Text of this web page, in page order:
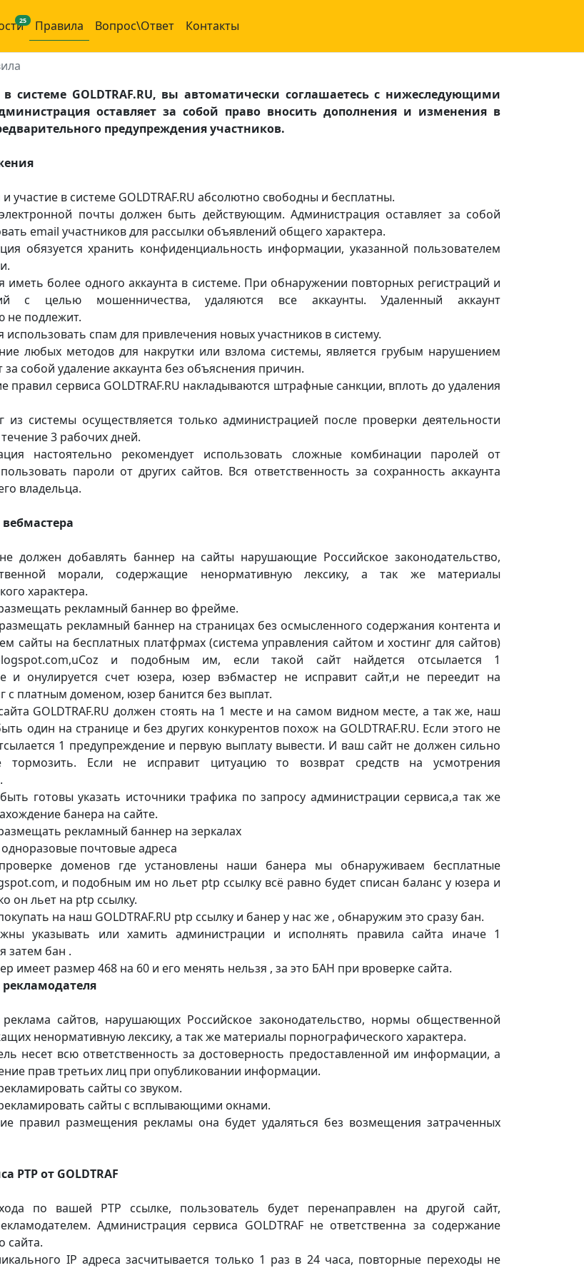
25 Правила Вопрос\Ответ Контакты
в системе GOLDTRAF.RU, вы автоматически соглашаетесь с нижеследующими
оставляет за собой право вносить дополнения и изменения в
предупреждения участников.
и участие в системе GOLDTRAF.RU абсолютно свободны и бесплатны.
почты должен быть действующим. Администрация оставляет за собой
email участников для рассылки объявлений общего характера.
обязуется хранить конфиденциальность информации, указанной пользователем
иметь более одного аккаунта в системе. При обнаружении повторных регистраций и
с целью мошенничества, удаляются все аккаунты. Удаленный аккаунт
не подлежит.
использовать спам для привлечения новых участников в систему.
любых методов для накрутки или взлома системы, является грубым нарушением
за собой удаление аккаунта без объяснения причин.
правил сервиса GOLDTRAF.RU накладываются штрафные санкции, вплоть до удаления
из системы осуществляется только администрацией после проверки деятельности
3 рабочих дней.
настоятельно рекомендует использовать сложные комбинации паролей от
пароли от других сайтов. Вся ответственность за сохранность аккаунта
владельца.
должен добавлять баннер на сайты нарушающие Российское законодательство,
морали, содержащие ненормативную лексику, а так же материалы
характера.
рекламный баннер во фрейме.
рекламный баннер на страницах без осмысленного содержания контента и
сайты на бесплатных платфрмах (система управления сайтом и хостинг для сайтов)
и подобным им, если такой сайт найдется отсылается 1
и онулируется счет юзера, юзер вэбмастер не исправит сайт,и не переедит на
с платным доменом, юзер банится без выплат.
GOLDTRAF.RU должен стоять на 1 месте и на самом видном месте, а так же, наш
один на странице и без других конкурентов похож на GOLDTRAF.RU. Если этого не
1 предупреждение и первую выплату вывести. И ваш сайт не должен сильно
тормозить. Если не исправит цитуацию то возврат средств на усмотрения
готовы указать источники трафика по запросу администрации сервиса,а так же
банера на сайте.
рекламный баннер на зеркалах
почтовые адреса
доменов где установлены наши банера мы обнаруживаем бесплатные
и подобным им но льет ptp ссылку всё равно будет списан баланс у юзера и
он льет на ptp ссылку.
на наш GOLDTRAF.RU ptp ссылку и банер у нас же , обнаружим это сразу бан.
указывать или хамить администрации и исполнять правила сайта иначе 1
затем бан .
имеет размер 468 на 60 и его менять нельзя , за это БАН при вроверке сайта.
сайтов, нарушающих Российское законодательство, нормы общественной
ненормативную лексику, а так же материалы порнографического характера.
несет всю ответственность за достоверность предоставленной им информации, а
прав третьих лиц при опубликовании информации.
сайты со звуком.
сайты с всплывающими окнами.
правил размещения рекламы она будет удаляться без возмещения затраченных
PTP от GOLDTRAF
по вашей PTP ссылке, пользователь будет перенаправлен на другой сайт,
Администрация сервиса GOLDTRAF не ответственна за содержание
сайта.
IP адреса засчитывается только 1 раз в 24 часа, повторные переходы не